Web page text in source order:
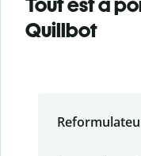
Quillbot